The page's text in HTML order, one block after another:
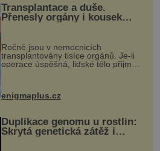
Transplantace a duše.
Přenesly orgány i kousek
Ročně jsou v nemocnicích
transplantovány tisíce orgánů. Je-li
operace úspěšná, lidské tělo přijme
enigmaplus.cz
Duplikace genomu u rostlin:
Skrytá genetická zátěž i